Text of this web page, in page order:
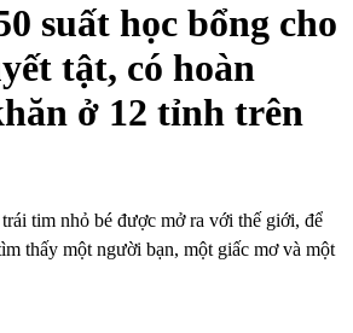
suất học bổng cho
tật, có hoàn
ở 12 tỉnh trên
tim nhỏ bé được mở ra với thế giới, để
thấy một người bạn, một giấc mơ và một